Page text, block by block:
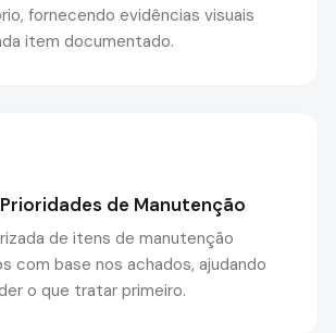
fornecendo evidências visuais
item documentado.
de Manutenção
de itens de manutenção
com base nos achados, ajudando
o que tratar primeiro.